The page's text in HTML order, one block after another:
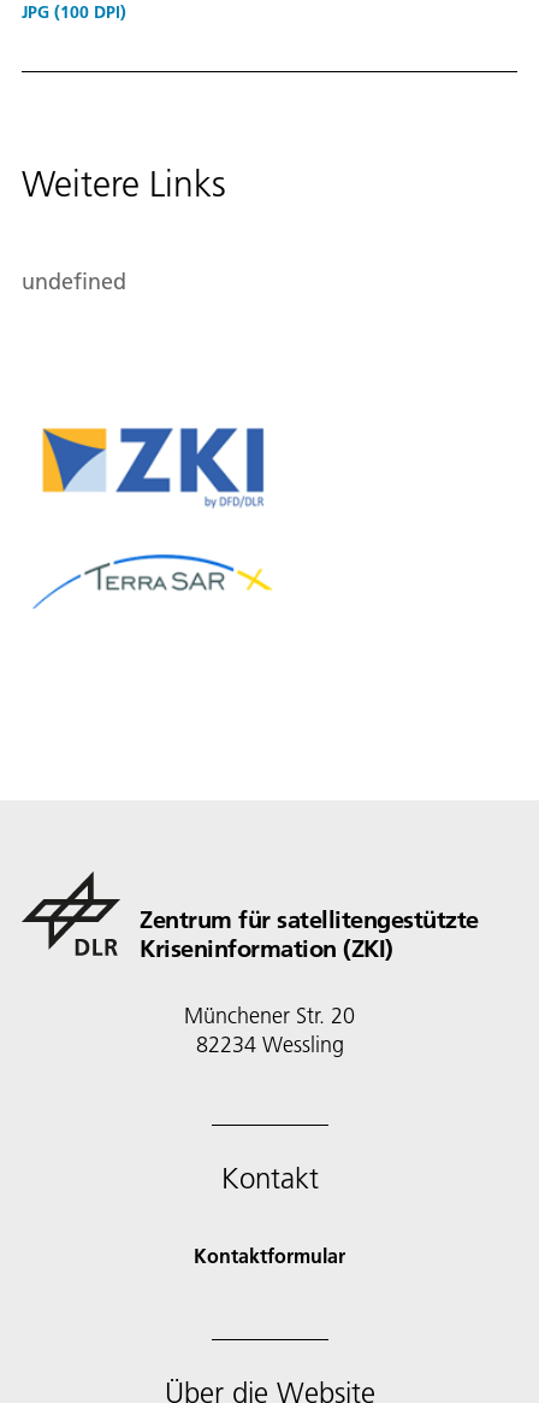
JPG (100 DPI)
Weitere Links
undefined
Zentrum für satellitengestützte
Kriseninformation (ZKI)
Münchener Str. 20
82234 Wessling
Kontakt
Kontaktformular
Über die Website